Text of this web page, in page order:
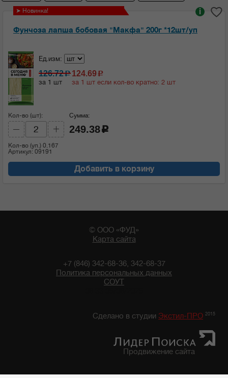
➤ Новинка!
Фунчоза лапша бобовая "Макфа" 200г *12шт/уп
i
Ед.изм:
126.72c
за 1 шт
124.69c
за 1 шт если кол-во кратно: 2 шт
Кол-во (шт):
Кол-во (уп.) 0.167
Артикул: 09191
Сумма:
249.38 c
Добавить в корзину
© ООО «ФУД»
Карта сайта
+7 (846) 342-68-36, 342-68-37
Политика персональных данных
СОУТ
Сделано в студии Экстил-ПРО 2015
Продвижение сайта